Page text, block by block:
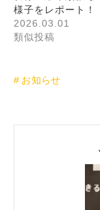
様子をレポート！
2026.03.01
類似投稿
お知らせ